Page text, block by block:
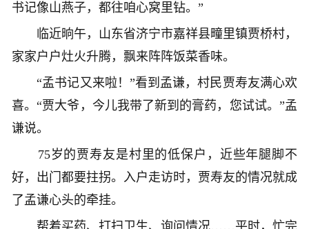
书记像山燕子，都往咱心窝里钻。”
临近晌午，山东省济宁市嘉祥县疃里镇贾桥村，
家家户户灶火升腾，飘来阵阵饭菜香味。
“孟书记又来啦！”看到孟谦，村民贾寿友满心欢
喜。“贾大爷，今儿我带了新到的膏药，您试试。”孟
谦说。
75岁的贾寿友是村里的低保户，近些年腿脚不
好，出门都要拄拐。入户走访时，贾寿友的情况就成
了孟谦心头的牵挂。